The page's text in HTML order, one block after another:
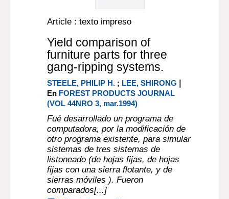
Article : texto impreso
Yield comparison of
furniture parts for three
gang-ripping systems.
STEELE, PHILIP H. ; LEE, SHIRONG |
En FOREST PRODUCTS JOURNAL
(VOL 44NRO 3, mar.1994)
Fué desarrollado un programa de
computadora, por la modificación de
otro programa existente, para simular
sistemas de tres sistemas de
listoneado (de hojas fijas, de hojas
fijas con una sierra flotante, y de
sierras móviles ). Fueron
comparados[...]